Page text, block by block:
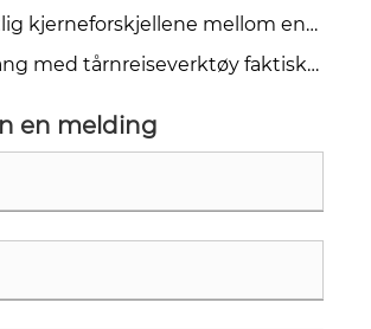
forbedrer de
kjerneforskjellene mellom en
kran for småcelleutplasseringer
med tårnreiseverktøy faktisk
en melding